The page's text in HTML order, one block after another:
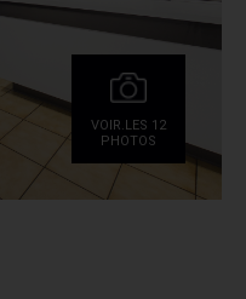
VOIR.LES 12
PHOTOS